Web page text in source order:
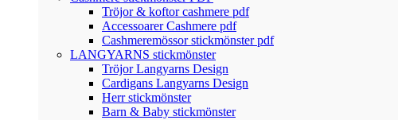
Tröjor & koftor cashmere pdf
Accessoarer Cashmere pdf
Cashmeremössor stickmönster pdf
LANGYARNS stickmönster
Tröjor Langyarns Design
Cardigans Langyarns Design
Herr stickmönster
Barn & Baby stickmönster